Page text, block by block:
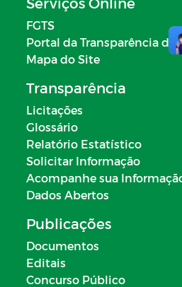
FGTS
Portal da Transparência do
Mapa do Site
Transparência
Licitações
Glossário
Relatório Estatístico
Solicitar Informação
Acompanhe sua
Dados Abertos
Publicações
Documentos
Editais
Concurso Público